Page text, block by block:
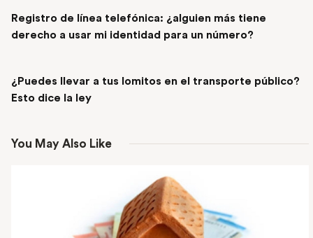
Registro de línea telefónica: ¿alguien más tiene
derecho a usar mi identidad para un número?
¿Puedes llevar a tus lomitos en el transporte público?
Esto dice la ley
You May Also Like